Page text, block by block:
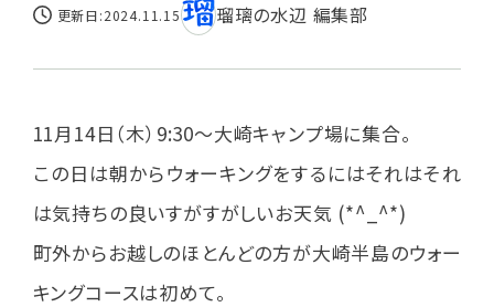
更新日:2024.11.15 瑠璃の水辺 編集部
11月14日（木）9:30～大崎キャンプ場に集合。
この日は朝からウォーキングをするにはそれはそれ
は気持ちの良いすがすがしいお天気 (*^_^*)
町外からお越しのほとんどの方が大崎半島のウォー
キングコースは初めて。